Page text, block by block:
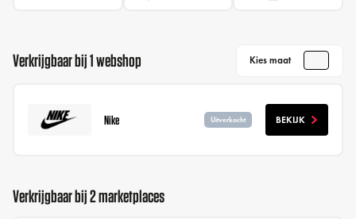
Verkrijgbaar bij 1 webshop Kies maat
Nike Uitverkocht BEKIJK
Verkrijgbaar bij 2 marketplaces